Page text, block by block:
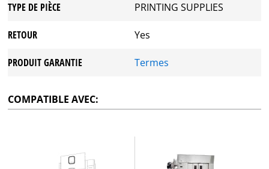
TYPE DE PIÈCE PRINTING SUPPLIES
RETOUR Yes
PRODUIT GARANTIE Termes
COMPATIBLE AVEC: